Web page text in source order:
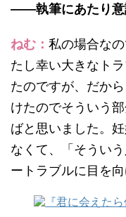
——執筆にあたり意
ねむ： 私の場合な
たし幸い大きなト
たのですが、だか
けたのでそういう
ばと思いました。
なくて、「そうい
ートラブルに目を